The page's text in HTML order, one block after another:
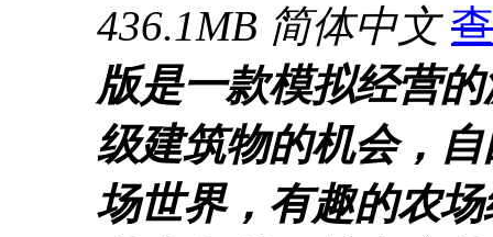
436.1MB 简体中文
版是一款模拟经营
级建筑物的机会，
场世界，有趣的农